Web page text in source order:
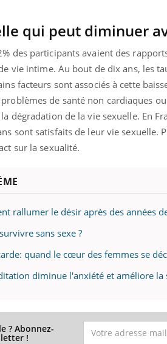
qui peut diminuer
des participants avaient des
vie intime. Au bout de dix ans, les
facteurs sont associés à cette
problèmes de santé non cardiaques
dégradation de la vie sexuelle. En
sont satisfaits de leur vie sexuelle.
sur la sexualité.
rallumer le désir après des années
sans sexe ?
quand le cœur des femmes se
diminue l'anxiété et améliore la
? Abonnez-
!
YoutubeYoutube
Quand l’entreprise mise
être global Youtube
"Les rendez-vous de la santé
qualité de vie au travail" de
directeur ...